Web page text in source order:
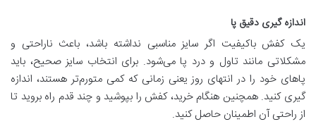
اندازه‌ گیری دقیق پا
یک کفش باکیفیت اگر سایز مناسبی نداشته باشد، باعث ناراحتی و
مشکلاتی مانند تاول و درد پا می‌شود. برای انتخاب سایز صحیح، باید
پاهای خود را در انتهای روز یعنی زمانی که کمی متورم‌تر هستند، اندازه
‌گیری کنید. همچنین هنگام خرید، کفش را بپوشید و چند قدم راه بروید تا
از راحتی آن اطمینان حاصل کنید.